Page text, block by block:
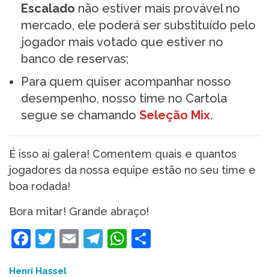
Escalado não estiver mais provável no
mercado, ele poderá ser substituído pelo
jogador mais votado que estiver no
banco de reservas;
Para quem quiser acompanhar nosso
desempenho, nosso time no Cartola
segue se chamando Seleção Mix.
É isso aí galera! Comentem quais e quantos
jogadores da nossa equipe estão no seu time e
boa rodada!
Bora mitar! Grande abraço!
Facebook
Twitter
EmailTelegram
WhatsApp
Henri Hassel